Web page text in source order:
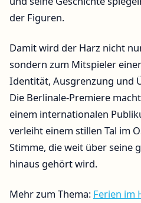
der Figuren.
Damit wird der Harz nicht
sondern zum Mitspieler
Identität, Ausgrenzung und
Die Berlinale-Premiere
einem internationalen
verleiht einem stillen Tal im
Stimme, die weit über seine
hinaus gehört wird.
Mehr zum Thema: Ferien im